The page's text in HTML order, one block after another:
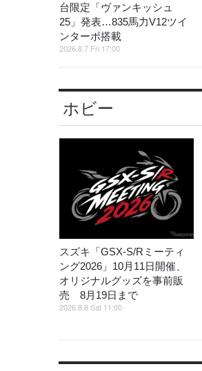
台限定「ヴァンキッシュ
25」発表…835馬力V12ツイ
ンターボ搭載
2026.8.7 Fri 17:00
ホビー
スズキ「GSX-S/Rミーティ
ング2026」10月11日開催、
オリジナルグッズを事前販
売 8月19日まで
2026.8.8 Sat 11:00